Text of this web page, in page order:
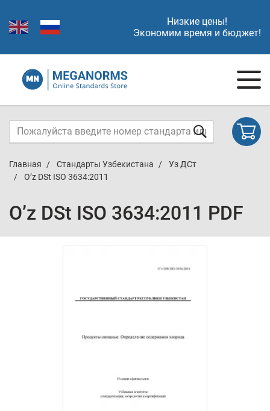
Низкие цены!
Экономим время и бюджет!
Главная Стандарты Узбекистана
Уз ДСт
O’z DSt ISO 3634:2011
O’z DSt ISO 3634:2011 PDF